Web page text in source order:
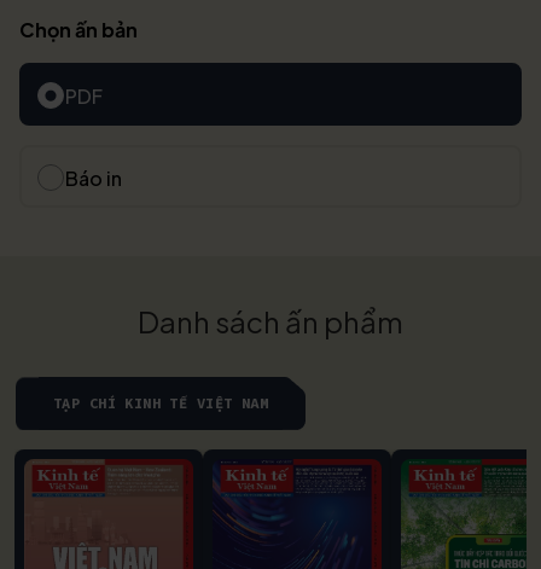
Chọn ấn bản
PDF
Báo in
Danh sách ấn phẩm
TẠP CHÍ KINH TẾ VIỆT NAM